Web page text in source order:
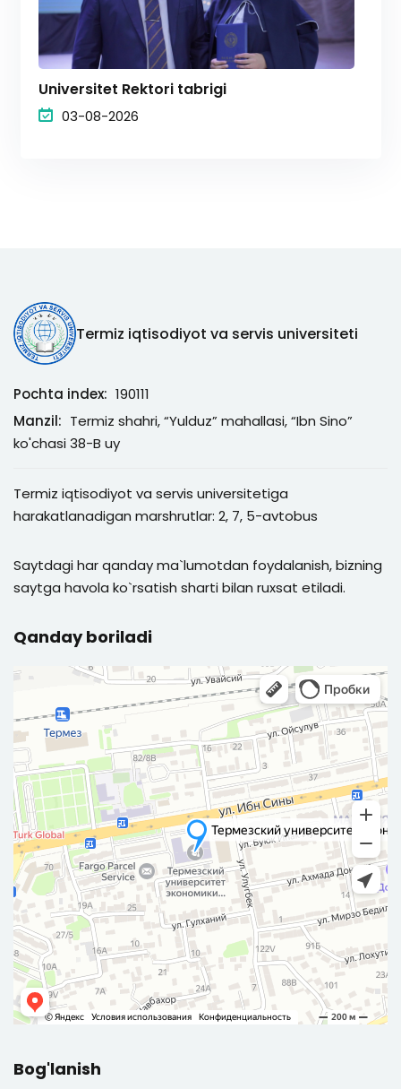
Universitet Rektori tabrigi
03-08-2026
Termiz iqtisodiyot va servis universiteti
Pochta index: 190111
Manzil: Termiz shahri, “Yulduz” mahallasi, “Ibn Sino”
ko'chasi 38-B uy
Termiz iqtisodiyot va servis universitetiga
harakatlanadigan marshrutlar: 2, 7, 5-avtobus
Saytdagi har qanday ma`lumotdan foydalanish, bizning
saytga havola ko`rsatish sharti bilan ruxsat etiladi.
Qanday boriladi
Bog'lanish